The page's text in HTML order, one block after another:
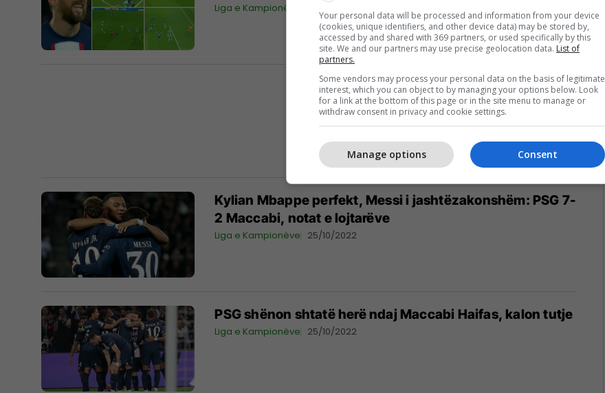
Liga e Kampionëve
Kylian Mbappe perfekt, Messi i jashtëzakonshëm: PSG 7-
2 Maccabi, notat e lojtarëve
Liga e Kampionëve 25/10/2022
PSG shënon shtatë herë ndaj Maccabi Haifas, kalon tutje
Liga e Kampionëve 25/10/2022
Your personal data will be processed and information from your device
(cookies, unique identifiers, and other device data) may be stored by,
accessed by and shared with 369 partners, or used specifically by this
site. We and our partners may use precise geolocation data. List of
partners.
Some vendors may process your personal data on the basis of legitimate
interest, which you can object to by managing your options below. Look
for a link at the bottom of this page or in the site menu to manage or
withdraw consent in privacy and cookie settings.
Consent
Manage options